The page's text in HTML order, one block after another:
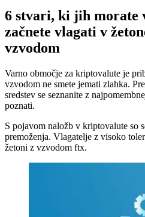
6 stvari, ki jih morate
začnete vlagati v
vzvodom
Varno območje za kriptovalute je
vzvodom ne smete jemati zlahka.
sredstev se seznanite z
poznati.
S pojavom naložb v kriptovalute so
premoženja. Vlagatelje z visoko
žetoni z vzvodom ftx.